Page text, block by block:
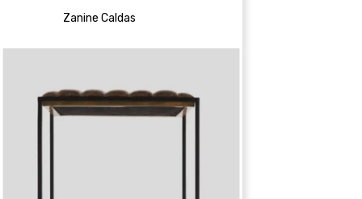
Zanine Caldas